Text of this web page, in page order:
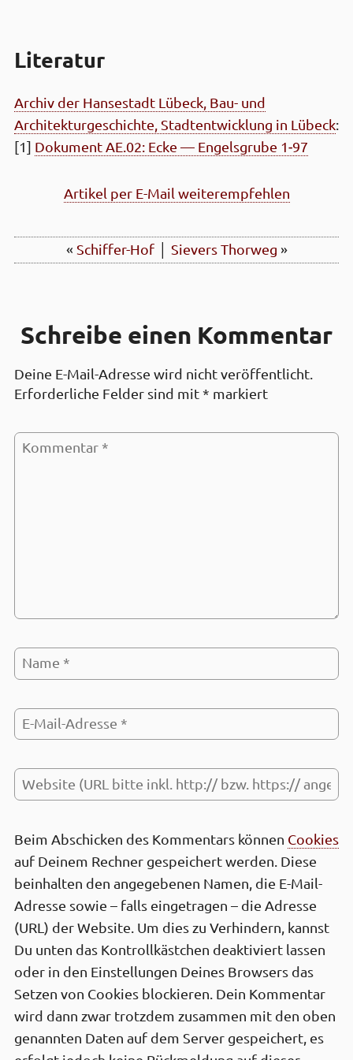
Literatur
Archiv der Hanse­stadt Lübeck, Bau- und
Architektur­geschichte, Stadt­entwicklung in Lübeck:
[1] Dokument AE.02: Ecke — Engels­grube 1‑97
Artikel per E-Mail weiterempfehlen
« Schiffer-Hof│ Sievers Thor­weg »
Schreibe einen Kommentar
Deine E-Mail-Adresse wird nicht veröffentlicht.
Erforderliche Felder sind mit* markiert
Beim Abschicken des Kommen­tars können Cookies
auf Deinem Rechner gespeichert werden. Diese
be­inhalten den ange­gebenen Namen, die E-Mail-
Adresse sowie – falls einge­tragen – die Adresse
(URL) der Web­site. Um dies zu Ver­hindern, kannst
Du unten das Kontrollkästchen deaktiviert lassen
oder in den Einstel­lungen Deines Browsers das
Setzen von Cookies block­ieren. Dein Kommen­tar
wird dann zwar trotz­dem zusam­men mit den oben
genan­nten Daten auf dem Server gespei­chert, es